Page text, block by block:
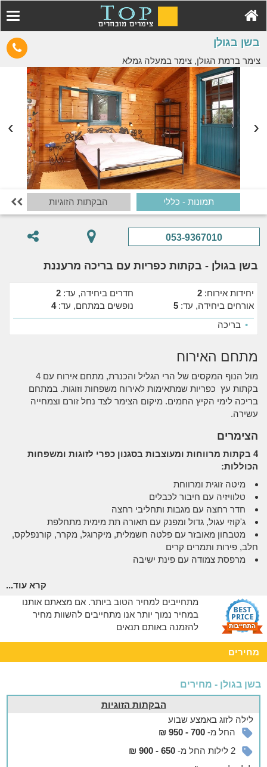
בשן בגולן
צימר ברמת הגולן, צימר במעלה גמלא
תמונות - כללי הבקתות הזוגיות 
053-9367010
בשן בגולן - בקתות כפריות עם בריכה מרעננת
יחידות אירוח: 2 חדרים ביחידה, עד: 2
אורחים ביחידה, עד: 5 נופשים במתחם, עד:4
• בריכה
מתחם האירוח
מול הנוף המקסים של הרי הגליל והכנרת, מתחם אירוח עם 4
בקתות עץ כפריות שמתאימות לאירוח משפחות וזוגות. במתחם
בריכה לימי הקיץ החמים. מיקום הצימר לצד נחל זורם וצמחייה
עשירה.
הצימרים
4 בקתות מרווחות ומעוצבות בסגנון כפרי לזוגות ומשפחות
הכוללות:
מיטה זוגית ומרווחת
טלוויזיה עם חיבור לכבלים
חדר רחצה עם מגבות ותחליבי רחצה
ג'קוזי עגול, גדול ומפנק עם תאורה תת מימית מתחלפת
מטבחון מאובזר עם פלטה חשמלית, מיקרוגל, מקרר, קורנפלקס,
חלב, פירות ותמרים קרים
מרפסת צמודה עם פינת ישיבה
חצר עשירה במדשאות, עצי דקל, פרחים ועשבי תבלין הכוללת:
פינת ישיבה, עמדת מנגל מאובזרת ובריכה בקיץ העטופה בצמחיה
שופעת שמסתירה אותה מיושבי הבקתות ומקנה פרטיות למתרחצים.
בסביבה
נקודת פתיחה מושלמת לטיולים בגולן ובגליל
הגליל והגולן. מיקומו המושלם מהווה נקודת פתיחה טובה לטיולים
באזור ומאפשר גישה נוחה לנחלים הזורמים באזור, לחופי הכנרת
ולאטרקציות נוספות ככדוגמת מסעדות ובתי קפה, טיפולי ספא ועוד.
הערות
בתיאום מראש ובתוספת תשלום ניתן להזמין ארוחות בוקר
קרא עוד...
מתחייבים למחיר הטוב ביותר. אם מצאתם אותנו
במחיר נמוך יותר אנו מתחייבים להשוות מחיר
להזמנה באותם תנאים
מחירים
בשן בגולן - מחירים
הבקתות הזוגיות
לילהלזוג באמצע שבוע
החל מ-700 - 950 ₪
2 לילות החל מ-
650 - 900 ₪